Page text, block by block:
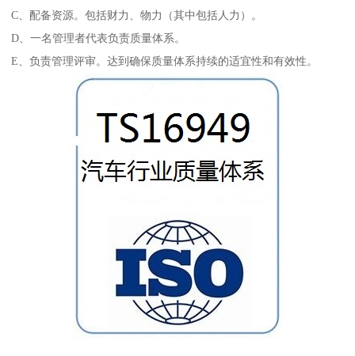
C、配备资源。包括财力、物力（其中包括人力）。
D、一名管理者代表负责质量体系。
E、负责管理评审。达到确保质量体系持续的适宜性和有效性。